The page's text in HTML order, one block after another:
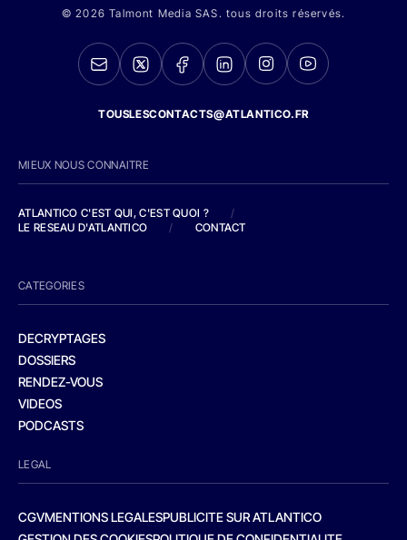
© 2026 Talmont Media SAS. tous droits réservés.
TOUSLESCONTACTS@ATLANTICO.FR
MIEUX NOUS CONNAITRE
ATLANTICO C'EST QUI, C'EST QUOI ?
/
LE RESEAU D'ATLANTICO
/ CONTACT
CATEGORIES
DECRYPTAGES
DOSSIERS
RENDEZ-VOUS
VIDEOS
PODCASTS
LEGAL
CGVMENTIONS LEGALESPUBLICITE SUR ATLANTICO